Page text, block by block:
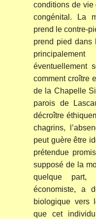
conditions de vie
congénital. La
prend le contre-
prend pied dans
éventuellement
comment croître
de la Chapelle
parois de
décroître
chagrins,
peut guère être
prétendue
supposé de la
quelque part,
économiste, a
biologique vers
que cet